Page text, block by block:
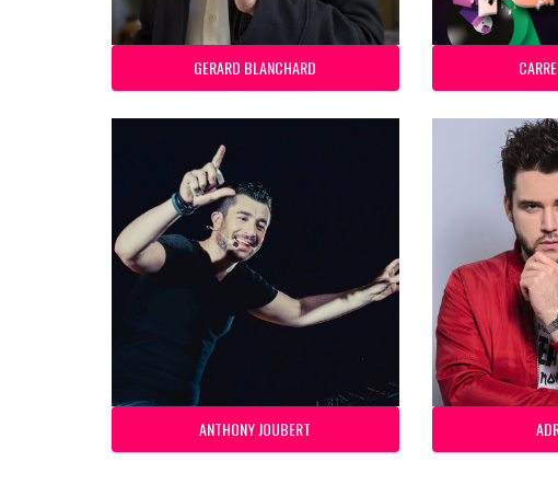
GERARD BLANCHARD
ANTHONY JOUBERT